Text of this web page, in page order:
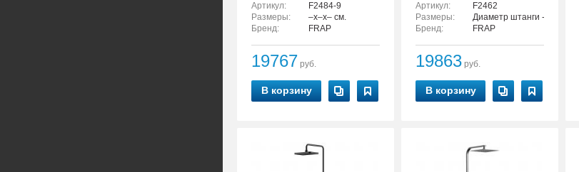
Артикул:
F2484-9
Размеры:
–x–x– см.
Бренд:
FRAP
19767 руб.
В корзину
Артикул:
F2462
Размеры:
Диаметр штанги - 24 мм.
Бренд:
FRAP
19863 руб.
В корзину